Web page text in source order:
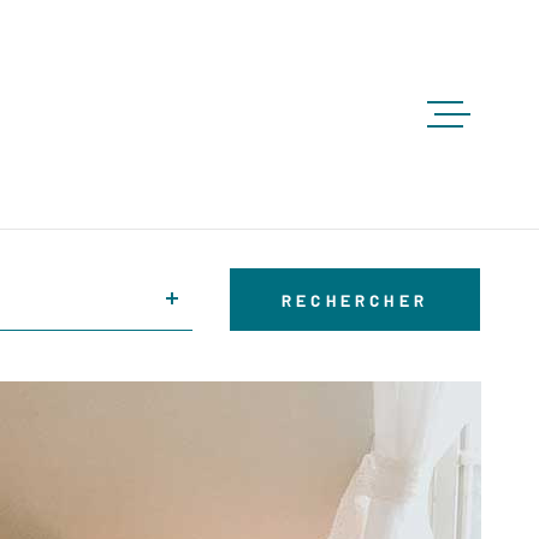
LOUER
VENDRE
GESTION
RECHERCHER